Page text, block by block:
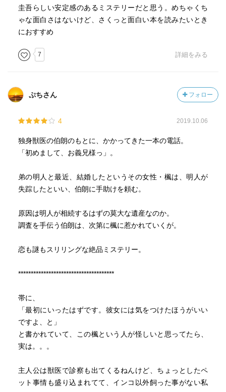
圭吾らしい安定感のあるミステリーだと思う。めちゃくち
ゃな面白さはないけど、さくっと面白い本を読みたいとき
におすすめ
7 詳細をみる
ぷちさん フォロー
4 2019.10.06
独身獣医の伯朗のもとに、かかってきた一本の電話。
「初めまして、お義兄様っ」。
弟の明人と最近、結婚したというその女性・楓は、明人が
失踪したといい、伯朗に手助けを頼む。
原因は明人が相続するはずの莫大な遺産なのか。
調査を手伝う伯朗は、次第に楓に惹かれていくが。
恋も謎もスリリングな絶品ミステリー。
**************************************
帯に、
「最初にいったはずです。彼女には気をつけたほうがいい
ですよ、と」
と書かれていて、この楓という人が怪しいと思ってたら、
実は。。。
主人公は獣医で診察も出てくるねんけど、ちょっとしたペ
ット事情も盛り込まれてて、インコ以外飼った事がない私